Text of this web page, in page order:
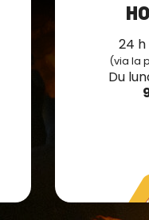
24
(via la
Du